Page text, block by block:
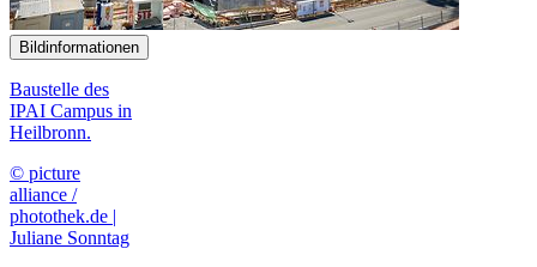
Bildinformationen
Baustelle des
IPAI Campus in
Heilbronn.
© picture
alliance /
photothek.de |
Juliane Sonntag